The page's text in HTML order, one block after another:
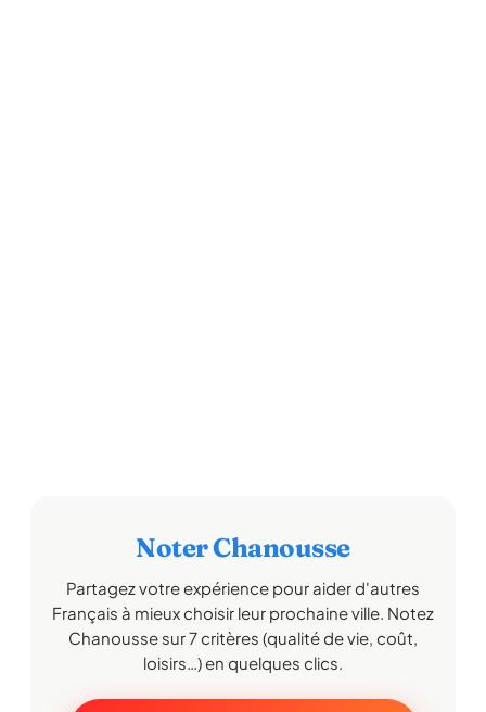
Noter Chanousse
Partagez votre expérience pour aider d'autres
Français à mieux choisir leur prochaine ville. Notez
Chanousse sur 7 critères (qualité de vie, coût,
loisirs…) en quelques clics.